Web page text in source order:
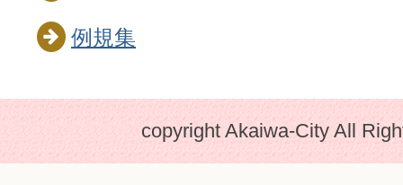
例規集
copyright Akaiwa-City All